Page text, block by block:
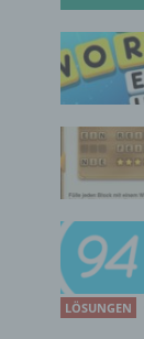
LÖSUNGEN